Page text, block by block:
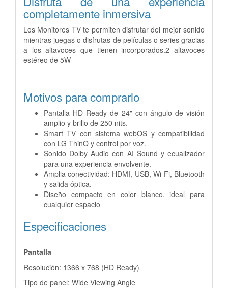
completamente inmersiva
Los Monitores TV te permiten disfrutar del mejor sonido
mientras juegas o disfrutas de películas o series gracias
a los altavoces que tienen incorporados.2 altavoces
estéreo de 5W
Motivos para comprarlo
Pantalla HD Ready de 24" con ángulo de visión
amplio y brillo de 250 nits.
Smart TV con sistema webOS y compatibilidad
con LG ThinQ y control por voz.
Sonido Dolby Audio con AI Sound y ecualizador
para una experiencia envolvente.
Amplia conectividad: HDMI, USB, Wi-Fi, Bluetooth
y salida óptica.
Diseño compacto en color blanco, ideal para
cualquier espacio
Especificaciones
Pantalla
Resolución: 1366 x 768 (HD Ready)
Tipo de panel: Wide Viewing Angle